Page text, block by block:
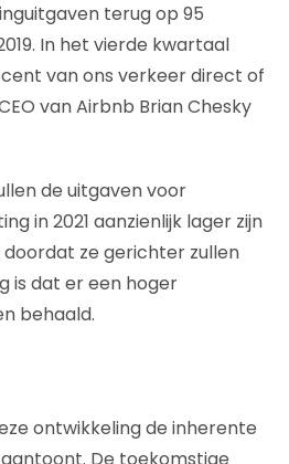
terug op 95
In het vierde kwartaal
van ons verkeer direct of
van Airbnb Brian Chesky
de uitgaven voor
in 2021 aanzienlijk lager zijn
doordat ze gerichter zullen
is dat er een hoger
behaald.
ontwikkeling de inherente